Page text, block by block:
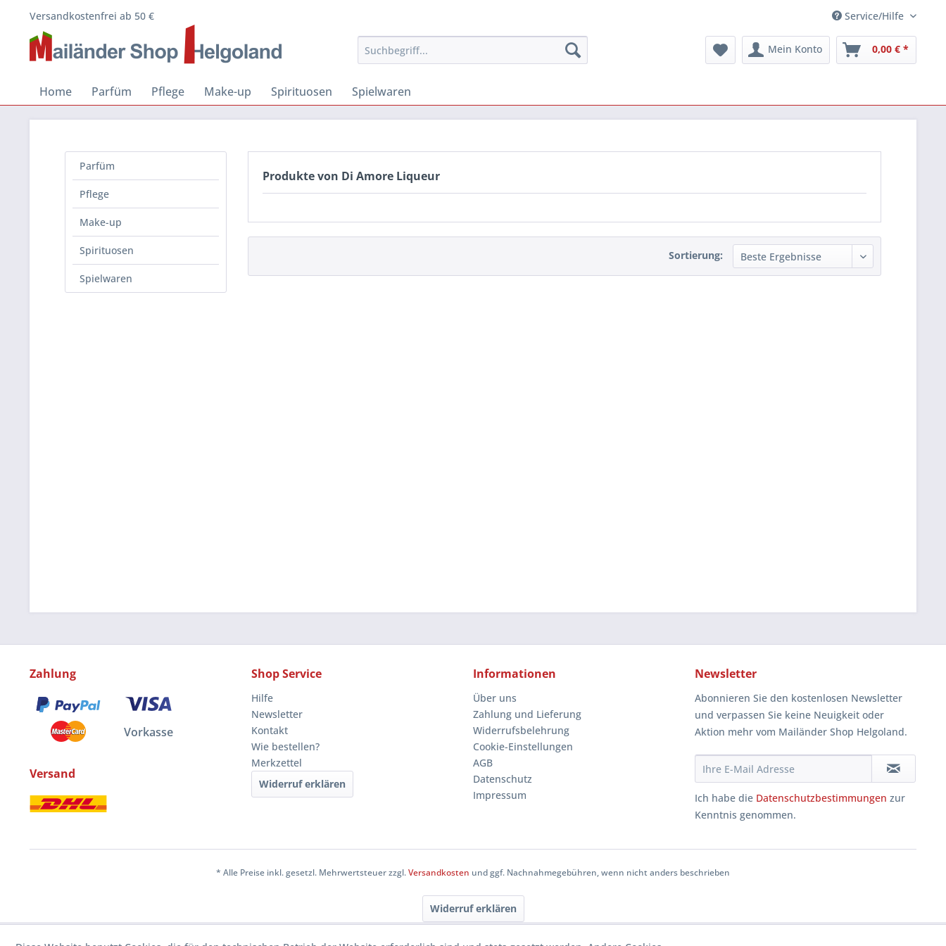
Versandkostenfrei ab 50 € Service/Hilfe
Mein Konto 0,00 € *
Home Parfüm Pflege Make-up Spirituosen Spielwaren
Parfüm
Pflege
Make-up
Spirituosen
Spielwaren
Produkte von Di Amore Liqueur
Sortierung:
Zahlung
Vorkasse
Versand
Shop Service
Hilfe
Newsletter
Kontakt
Wie bestellen?
Merkzettel
Widerruf erklären
Informationen
Über uns
Zahlung und Lieferung
Widerrufsbelehrung
Cookie-Einstellungen
AGB
Datenschutz
Impressum
Newsletter
Abonnieren Sie den kostenlosen Newsletter
und verpassen Sie keine Neuigkeit oder
Aktion mehr vom Mailänder Shop Helgoland.
Ich habe die Datenschutzbestimmungen zur
Kenntnis genommen.
* Alle Preise inkl. gesetzl. Mehrwertsteuer zzgl.Versandkosten und ggf. Nachnahmegebühren, wenn nicht anders beschrieben
Widerruf erklären